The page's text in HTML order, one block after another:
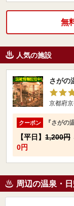
無
人気の施設
さがの
京都府
クーポン 『さがの
【平日】 1,200円
0円
周辺の温泉・